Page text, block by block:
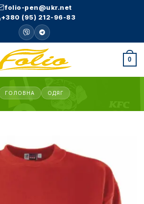
folio-pen@ukr.net
+380 (95) 212-96-83
0
ГОЛОВНА ОДЯГ